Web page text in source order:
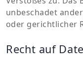
unbeschadet
oder gerichtlicher
Recht auf